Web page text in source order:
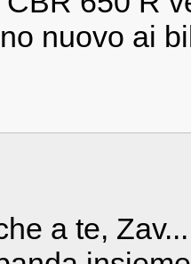
nuovo ai
a te,